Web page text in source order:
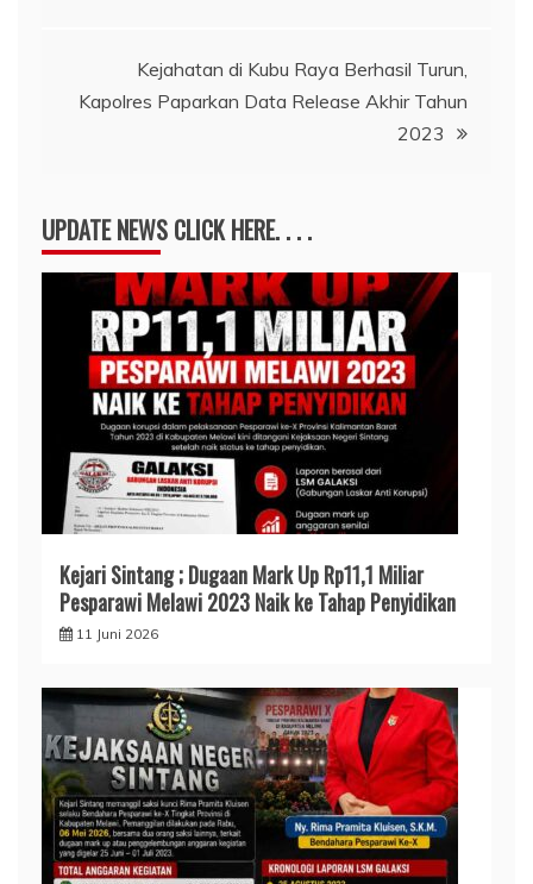
Kejahatan di Kubu Raya Berhasil Turun,
Kapolres Paparkan Data Release Akhir Tahun
2023
UPDATE NEWS CLICK HERE. . . .
Kejari Sintang ; Dugaan Mark Up Rp11,1 Miliar
Pesparawi Melawi 2023 Naik ke Tahap Penyidikan
11 Juni 2026